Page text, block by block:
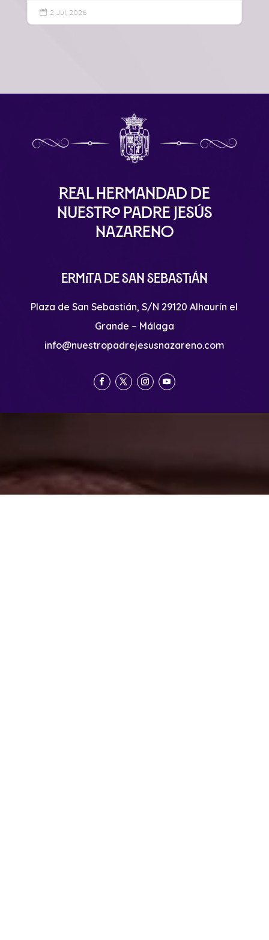
 2 Jul, 2026
Real Hermandad de
Nuestro Padre Jesús
Nazareno
Ermita de San Sebastián
Plaza de San Sebastián, S/N 29120 Alhaurín el
Grande – Málaga
info@nuestropadrejesusnazareno.com